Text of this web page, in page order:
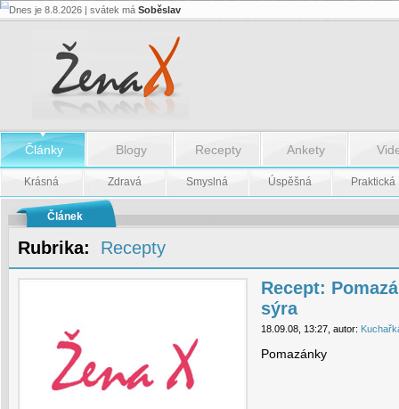
Recept:
Pomazánka
olejovek
Dnes je 8.8.2026 | svátek má Soběslav
Články Blogy Recepty Ankety
Krásná Zdravá Smyslná Úspěšná Praktická
Článek
Rubrika: Recepty
Recept:
sýra
18.09.08, 13:27, autor:
Pomazánky